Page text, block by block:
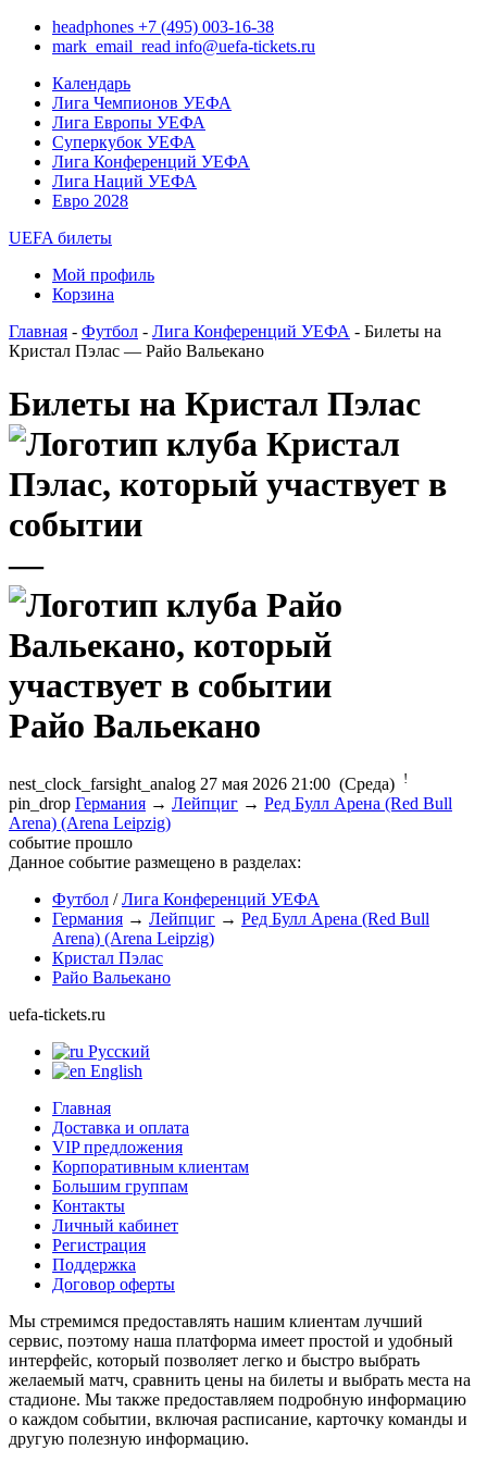
headphones +7 (495) 003-16-38
mark_email_read info@uefa-tickets.ru
Календарь
Лига Чемпионов УЕФА
Лига Европы УЕФА
Суперкубок УЕФА
Лига Конференций УЕФА
Лига Наций УЕФА
Евро 2028
UEFA билеты
Мой профиль
Корзина
Главная - Футбол - Лига Конференций УЕФА - Билеты на
Кристал Пэлас — Райо Вальекано
Билеты на Кристал Пэлас
—
Райо Вальекано
nest_clock_farsight_analog 27 мая 2026 21:00 (Среда) !
pin_drop Германия → Лейпциг → Ред Булл Арена (Red Bull
Arena) (Arena Leipzig)
событие прошло
Данное событие размещено в разделах:
Футбол /Лига Конференций УЕФА
Германия → Лейпциг → Ред Булл Арена (Red Bull
Arena) (Arena Leipzig)
Кристал Пэлас
Райо Вальекано
uefa-tickets.ru
Русский
English
Главная
Доставка и оплата
VIP предложения
Корпоративным клиентам
Большим группам
Контакты
Личный кабинет
Регистрация
Поддержка
Договор оферты
Мы стремимся предоставлять нашим клиентам лучший
сервис, поэтому наша платформа имеет простой и удобный
интерфейс, который позволяет легко и быстро выбрать
желаемый матч, сравнить цены на билеты и выбрать места на
стадионе. Мы также предоставляем подробную информацию
о каждом событии, включая расписание, карточку команды и
другую полезную информацию.